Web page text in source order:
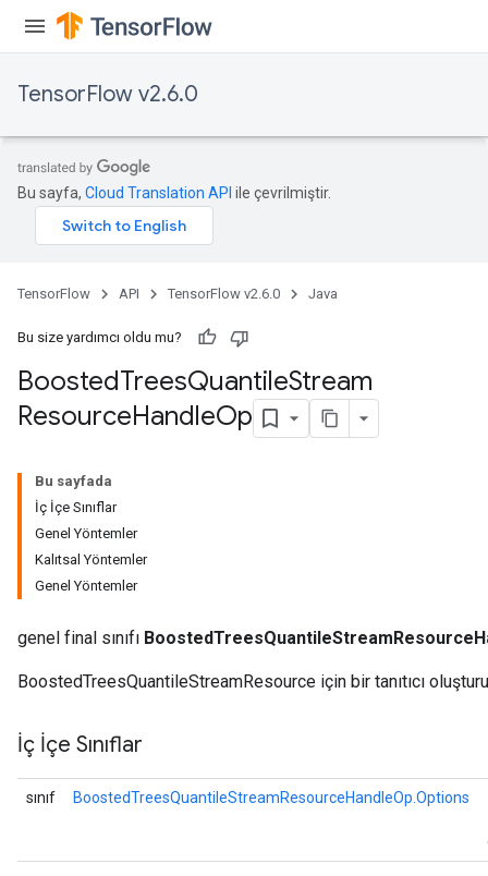
TensorFlow v2.6.0
Bu sayfa, Cloud Translation API ile çevrilmiştir.
TensorFlow API TensorFlow v2.6.0 Java
Bu size yardımcı oldu mu?
BoostedTreesQuantileStream
ResourceHandleOp
Bu sayfada
İç İçe Sınıflar
Genel Yöntemler
Kalıtsal Yöntemler
Genel Yöntemler
genel final sınıfı
BoostedTreesQuantileStreamResource için bir tanıtıcı
İç İçe Sınıflar
sınıf BoostedTreesQuantileStreamResourceHandleOp.Options